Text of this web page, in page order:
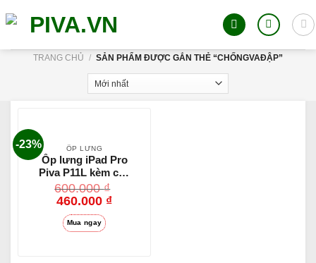
to
TRANG CHỦ / SẢN PHẨM ĐƯỢC GẮN THẺ “CHỐNGVAĐẬP”
-23% ỐP LƯNG
Ốp lưng iPad Pro
Piva P11L kèm cáp
sạc chữ L bảo vệ
chân sạc hỗ trợ
truyền hình ảnh
4K60Hz PivaVN
600.000₫
460.000 ₫
Mua ngay